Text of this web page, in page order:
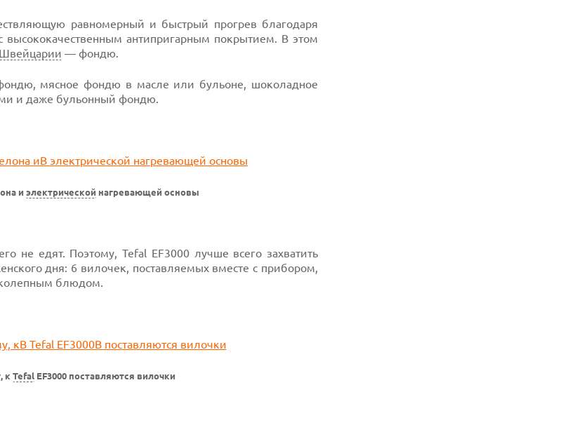
равномерный и быстрый прогрев благодаря
высококачественным антипригарным покрытием. В этом
Швейцарии — фондю.
мясное фондю в масле или бульоне, шоколадное
и даже бульонный фондю.
и электрической нагревающей основы
едят. Поэтому, Tefal EF3000 лучше всего захватить
дня: 6 вилочек, поставляемых вместе с прибором,
блюдом.
к Tefal EF3000 поставляются вилочки